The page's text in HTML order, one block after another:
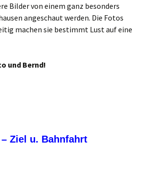
Bilder von einem ganz besonders
angeschaut werden. Die Fotos
machen sie bestimmt Lust auf eine
und Bernd!
Ziel u. Bahnfahrt